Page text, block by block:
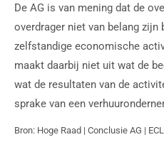
De AG is van mening dat de
overdrager niet van belang
zelfstandige economische
maakt daarbij niet uit wat de
wat de resultaten van de
sprake van een
Bron: Hoge Raad | Conclusie AG |